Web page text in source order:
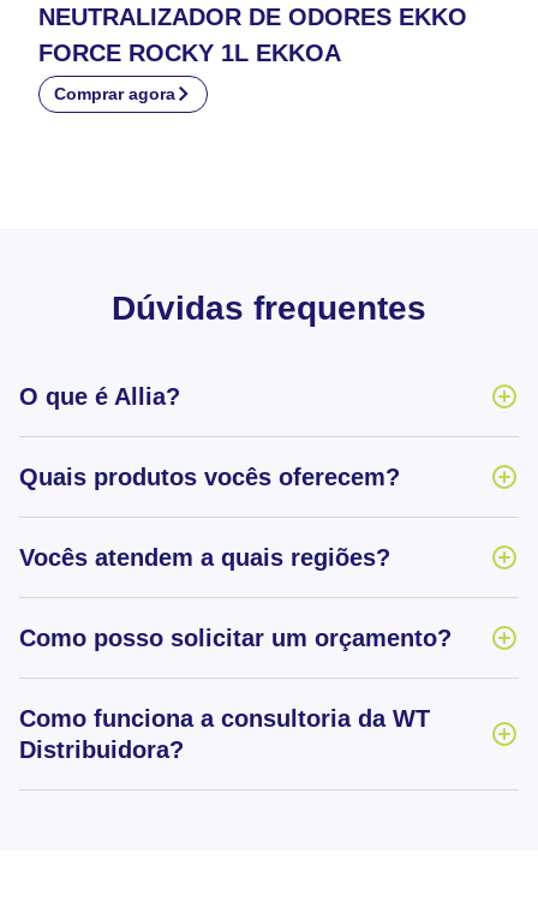
NEUTRALIZADOR DE ODORES EKKO
FORCE ROCKY 1L EKKOA
Comprar agora
Dúvidas frequentes
O que é Allia?
Quais produtos vocês oferecem?
Vocês atendem a quais regiões?
Como posso solicitar um orçamento?
Como funciona a consultoria da WT
Distribuidora?